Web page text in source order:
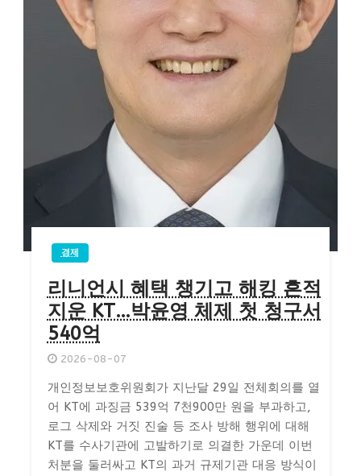
경제
리니언시 혜택 챙기고 해킹 흔적
지운 KT…박윤영 체제 첫 청구서
540억
2026-08-07
개인정보보호위원회가 지난달 29일 전체회의를 열
어 KT에 과징금 539억 7천900만 원을 부과하고,
로그 삭제와 거짓 진술 등 조사 방해 행위에 대해
KT를 수사기관에 고발하기로 의결한 가운데 이번
처분을 둘러싸고 KT의 과거 규제기관 대응 방식이